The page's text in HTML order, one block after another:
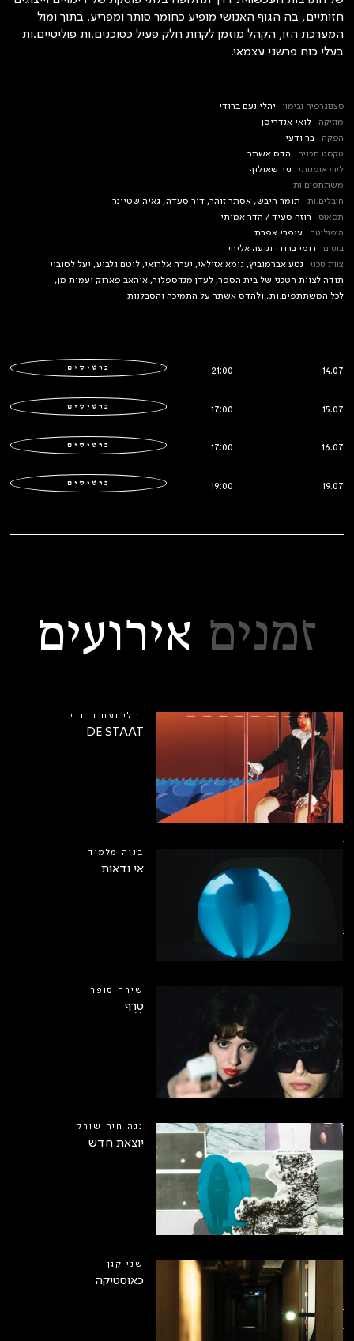
חזותיים, בה הגוף האנושי מופיע כחומר סותר ומפריע. בתוך ומול
המערכת הזו, הקהל מוזמן לקחת חלק פעיל כסוכנים.ות פוליטיים.ות
בעלי כוח פרשני עצמאי.
סצנוגרפיה ובימוי
יהלי נעם ברודי
מוזיקה
לואי אנדריסן
הפקה
בר ודעי
טקסט תכניה
הדס אשתר
ליווי אומנותי
ניר שאולוף
משתתפים.ות:
חובלים.ות
תומר היבש,אסתרזוהר,דור סעדה,גאיה שטיינר
תסאוס
רוזה סעיד / הדר אמיתי
היפוליטה
עופרי אפרת
בוטום
רומי ברודי ונועה אליחי
צוות טכני
נטע אברמוביץ, גומא אזולאי, יערה אלרואי,לוטם גלבוע, יעל לסובוי
תודה לצוות הטכני של בית הספר, לעדן מנדספלור, איהאב פארוק ועמית מן,
לכל המשתתפים.ות, ולהדס אשתר על התמיכה והסבלנות.
14.07
21:00 כרטיסים
15.07
17:00 כרטיסים
16.07
17:00 כרטיסים
19.07
19:00 כרטיסים
זמנים אירועים
יהלי נעם ברודי
DE STAAT
בניה מלמוד
אי ודאות
שירה סופר
טֶרֶף
נגה חיה שורק
יוצאת חדש
שני קגן
כאוסטיקה